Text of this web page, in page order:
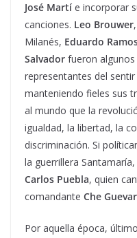
José Martí e incorporar
canciones. Leo Brouwer,
Milanés, Eduardo
Salvador fueron
representantes del
manteniendo fieles sus
al mundo que la
igualdad, la libertad, la
discriminación. Si
la guerrillera
Carlos Puebla, quien
comandante Che
Por aquella época,